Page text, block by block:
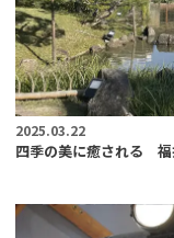
2025.03.22
四季の美に癒される 福